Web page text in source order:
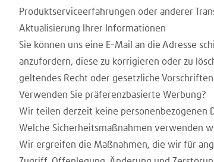
Produktserviceerfahrungen oder anderer
Aktualisierung Ihrer Informationen
Sie können uns eine E-Mail an die Adresse
anzufordern, diese zu korrigieren oder zu
geltendes Recht oder gesetzliche
Verwenden Sie präferenzbasierte Werbung?
Wir teilen derzeit keine personenbezogenen
Welche Sicherheitsmaßnahmen verwenden
Wir ergreifen die Maßnahmen, die wir für